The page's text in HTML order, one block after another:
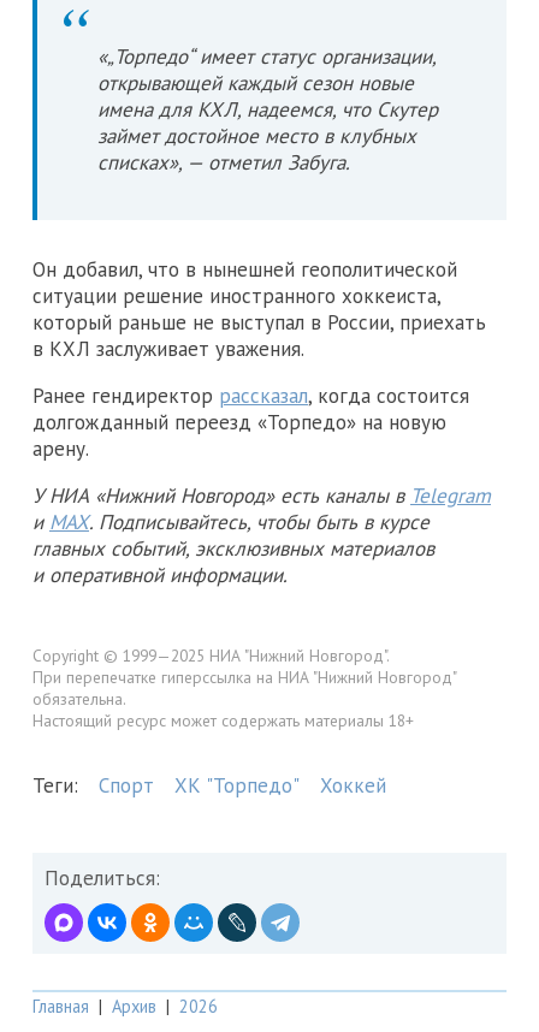
«„Торпедо“ имеет статус организации,
открывающей каждый сезон новые
имена для КХЛ, надеемся, что Скутер
займет достойное место в клубных
списках», — отметил Забуга.
Он добавил, что в нынешней геополитической
ситуации решение иностранного хоккеиста,
который раньше не выступал в России, приехать
в КХЛ заслуживает уважения.
Ранее гендиректор рассказал, когда состоится
долгожданный переезд «Торпедо» на новую
арену.
У НИА «Нижний Новгород» есть каналы в Telegram
и MAX. Подписывайтесь, чтобы быть в курсе
главных событий, эксклюзивных материалов
и оперативной информации.
Copyright © 1999—2025 НИА "Нижний Новгород".
При перепечатке гиперссылка на НИА "Нижний Новгород"
обязательна.
Настоящий ресурс может содержать материалы 18+
Теги: Спорт ХК "Торпедо" Хоккей
Поделиться:
Главная | Архив | 2026